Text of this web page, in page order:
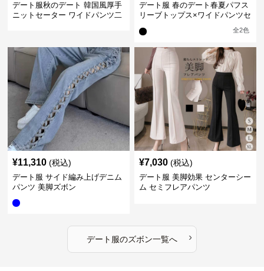
デート服秋のデート 韓国風厚手
ニットセーター ワイドパンツ二
デート服 春のデート春夏パフス
リーブトップス×ワイドパンツセ
全2色
¥11,310 (税込)
デート服 サイド編み上げデニム
パンツ 美脚ズボン
¥7,030 (税込)
デート服 美脚効果 センターシー
ム セミフレアパンツ
デート服のズボン一覧へ ›